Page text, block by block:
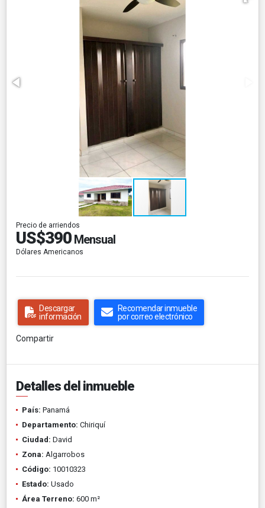
Precio de arriendos
US$390 Mensual
Dólares Americanos
Descargar
información
Recomendar inmueble
por correo electrónico
Compartir
Detalles del inmueble
País: Panamá
Departamento: Chiriquí
Ciudad: David
Zona: Algarrobos
Código: 10010323
Estado: Usado
Área Terreno: 600 m²